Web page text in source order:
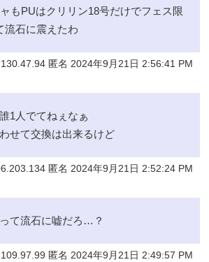
もPUはクリリン18号だけでフェス限
流石に震えたわ
匿名 2024年9月21日 2:56:41 PM
1人でてねぇなぁ
せて交換は出来るけど
匿名 2024年9月21日 2:52:24 PM
て流石に嘘だろ…？
匿名 2024年9月21日 2:49:57 PM